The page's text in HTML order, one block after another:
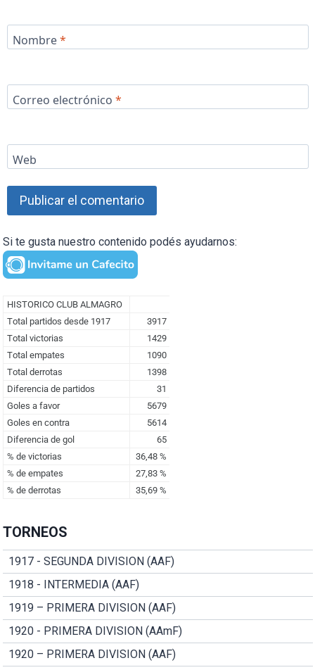
Nombre*
Correo electrónico *
Web
Si te gusta nuestro contenido podés ayudarnos:
TORNEOS
1917 - SEGUNDA DIVISION (AAF)
1918 - INTERMEDIA (AAF)
1919 – PRIMERA DIVISION (AAF)
1920 - PRIMERA DIVISION (AAmF)
1920 – PRIMERA DIVISION (AAF)